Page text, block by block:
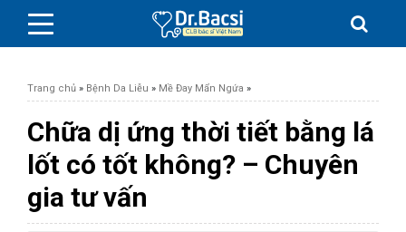
BỆNH DA LIỄU
BỆNH PHỤ KHOA
Trang chủ » Bệnh Da Liễu » Mề Đay Mẩn Ngứa »
Chữa dị ứng thời tiết bằng lá
lốt có tốt không? – Chuyên
gia tư vấn